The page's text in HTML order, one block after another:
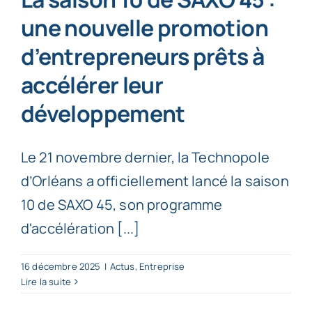
une nouvelle promotion
d’entrepreneurs prêts à
accélérer leur
développement
Le 21 novembre dernier, la Technopole
d’Orléans a officiellement lancé la saison
10 de SAXO 45, son programme
d'accélération [...]
16 décembre 2025 | Actus, Entreprise
Lire la suite